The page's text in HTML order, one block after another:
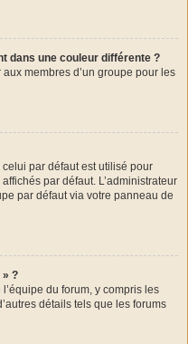
dans une couleur différente ?
membres d’un groupe pour les
par défaut est utilisé pour
par défaut. L’administrateur
par défaut via votre panneau de
» ?
du forum, y compris les
détails tels que les forums